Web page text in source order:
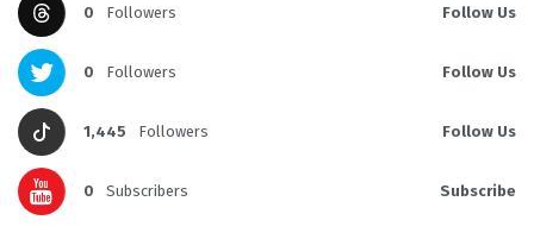
0 Followers Follow Us
0 Followers Follow Us
1,445 Followers Follow Us
0 Subscribers Subscribe